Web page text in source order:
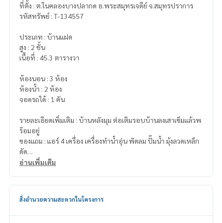
ที่ตั้ง : ต.ในคลองบางปลากด อ.พระสมุทรเจดีย์ จ.สมุทรปราการ
รหัสทรัพย์ : T-134557
ประเภท : บ้านแฝด
สูง : 2 ชั้น
เนื้อที่ : 45.3 ตารางวา
ห้องนอน : 3 ห้อง
ห้องน้ำ : 2 ห้อง
จอดรถได้ : 1 คัน
รายละเอียดเพิ่มเติม : บ้านหลังมุม ต่อเติมรอบบ้านลงเสาเข็มแล้วพ
ร้อมอยู่
ของแถม : แอร์ 4 เครื่อง เครื่องทำน้ำอุ่น พัดลม ปั๊มน้ำ มุ้งลวดเหล็ก
ดัด
หน้าบ้านไม่ชนใคร ซอยต้นโครงการ
ลิงค์แผนที่ :https://maps.google.com/?q=13.59295300,10
อ่านเพิ่มเติม
สิ่งอำนวยความสะดวกในโครงการ